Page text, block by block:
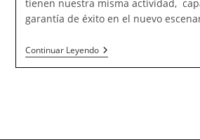
tienen nuestra misma actividad,
garantía de éxito en el nuevo
Continuar LeyendoFormación